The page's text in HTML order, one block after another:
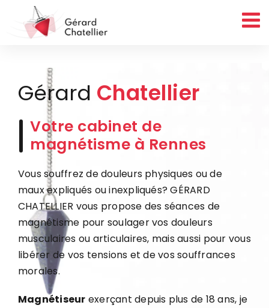
contenu
Gérard Chatellier
Votre cabinet de
magnétisme à Rennes
Vous souffrez de douleurs physiques ou de
maux expliqués ou inexpliqués? GÉRARD
CHATELLIER vous propose des séances de
magnétisme pour soulager vos douleurs
musculaires ou articulaires, mais aussi pour vous
libérer de vos tensions et de vos souffrances
morales.
Magnétiseur exerçant depuis plus de 18 ans, je